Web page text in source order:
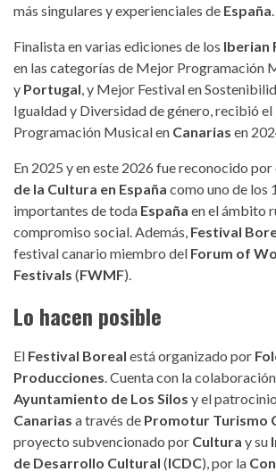
más singulares y experienciales de España.
Finalista en varias ediciones de los Iberian
en las categorías de Mejor Programación
y Portugal, y Mejor Festival en
Igualdad y Diversidad de género, recibió
Programación Musical en Canarias en
En 2025 y en este 2026 fue reconocido por
de la Cultura en España como uno de los
importantes de toda España en el ámbito
compromiso social. Además, Festival
festival canario miembro del Forum of
Festivals (FWMF).
Lo hacen posible
El Festival Boreal está organizado por
Producciones. Cuenta con la
Ayuntamiento de Los Silos y el
Canarias a través de Promotur Turismo
proyecto subvencionado por Cultura y su
de Desarrollo Cultural (ICDC), por la